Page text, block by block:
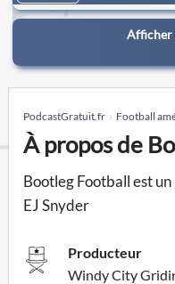
Afficher
PodcastGratuit.fr Football
À propos de
Bootleg Football est
EJ Snyder
Producteur
Windy City